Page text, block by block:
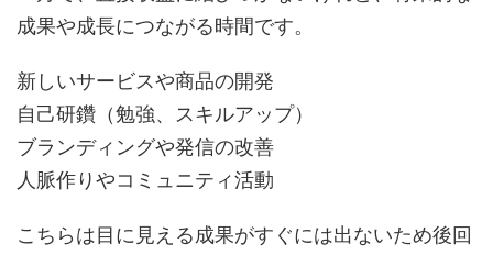
成果や成長につながる時間です。
新しいサービスや商品の開発
自己研鑽（勉強、スキルアップ）
ブランディングや発信の改善
人脈作りやコミュニティ活動
こちらは目に見える成果がすぐには出ないため後回